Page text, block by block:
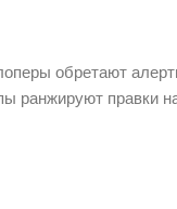
обретают
ранжируют правки